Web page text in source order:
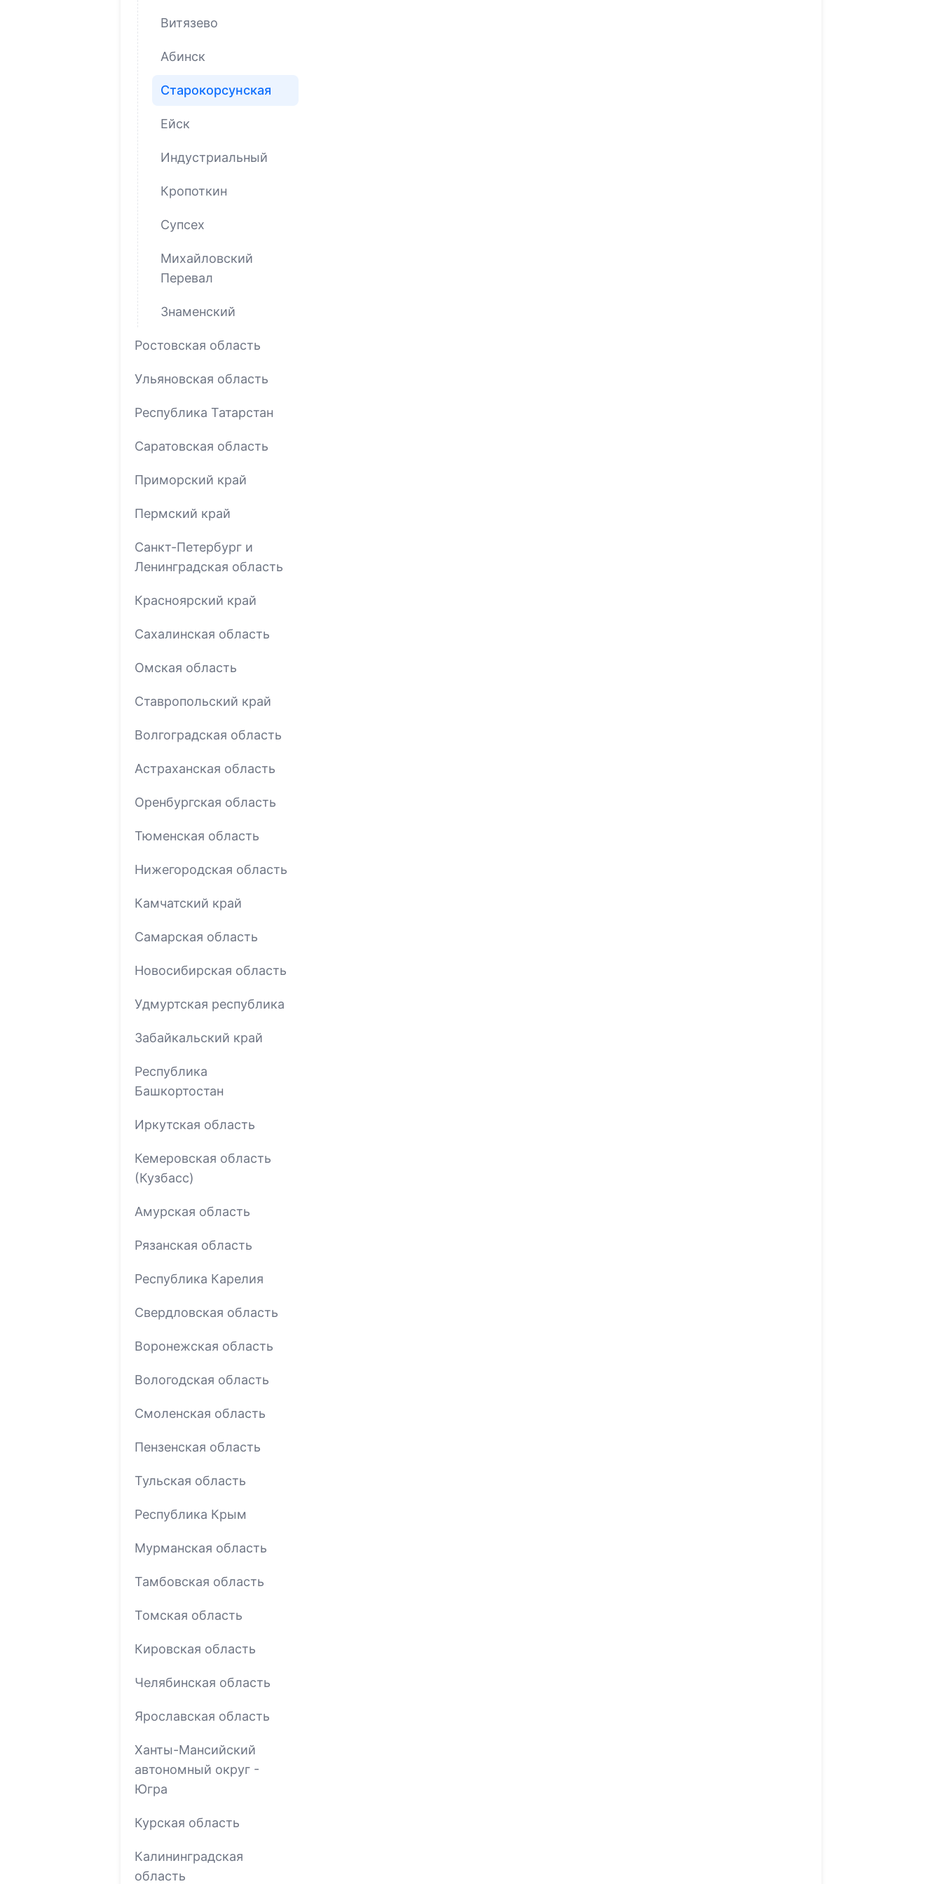
Витязево
Абинск
Старокорсунская
Ейск
Индустриальный
Кропоткин
Супсех
Михайловский
Перевал
Знаменский
Ростовская область
Ульяновская область
Республика Татарстан
Саратовская область
Приморский край
Пермский край
Санкт-Петербург и
Ленинградская область
Красноярский край
Сахалинская область
Омская область
Ставропольский край
Волгоградская область
Астраханская область
Оренбургская область
Тюменская область
Нижегородская область
Камчатский край
Самарская область
Новосибирская область
Удмуртская республика
Забайкальский край
Республика
Башкортостан
Иркутская область
Кемеровская область
(Кузбасс)
Амурская область
Рязанская область
Республика Карелия
Свердловская область
Воронежская область
Вологодская область
Смоленская область
Пензенская область
Тульская область
Республика Крым
Мурманская область
Тамбовская область
Томская область
Кировская область
Челябинская область
Ярославская область
Ханты-Мансийский
автономный округ -
Югра
Курская область
Калининградская
область